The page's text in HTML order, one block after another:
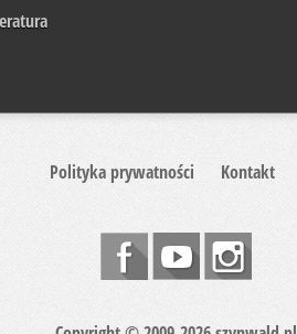
Polityka prywatności Kontakt